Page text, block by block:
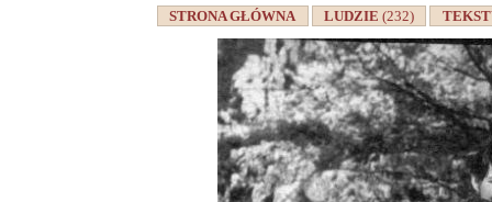
STRONA GŁÓWNA LUDZIE(232)